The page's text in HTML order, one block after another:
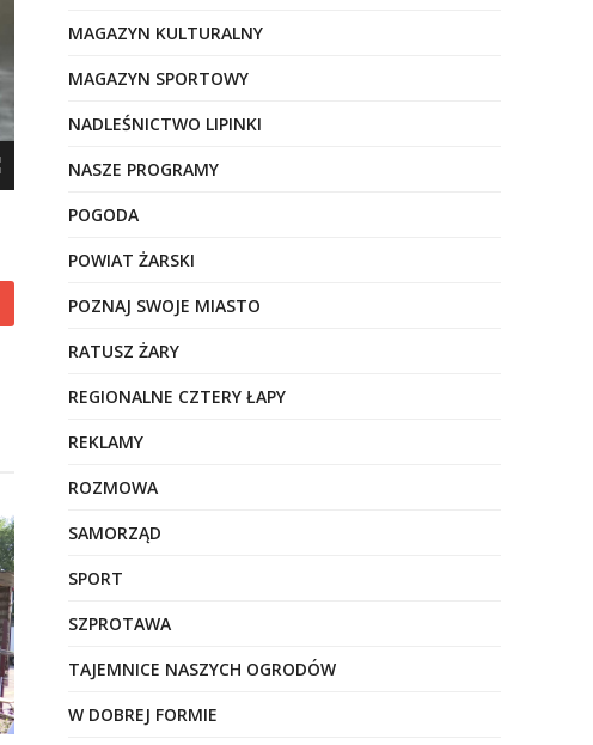
MAGAZYN KULTURALNY
MAGAZYN SPORTOWY
NADLEŚNICTWO LIPINKI
NASZE PROGRAMY
POGODA
POWIAT ŻARSKI
POZNAJ SWOJE MIASTO
RATUSZ ŻARY
REGIONALNE CZTERY ŁAPY
REKLAMY
ROZMOWA
SAMORZĄD
SPORT
SZPROTAWA
TAJEMNICE NASZYCH OGRODÓW
W DOBREJ FORMIE